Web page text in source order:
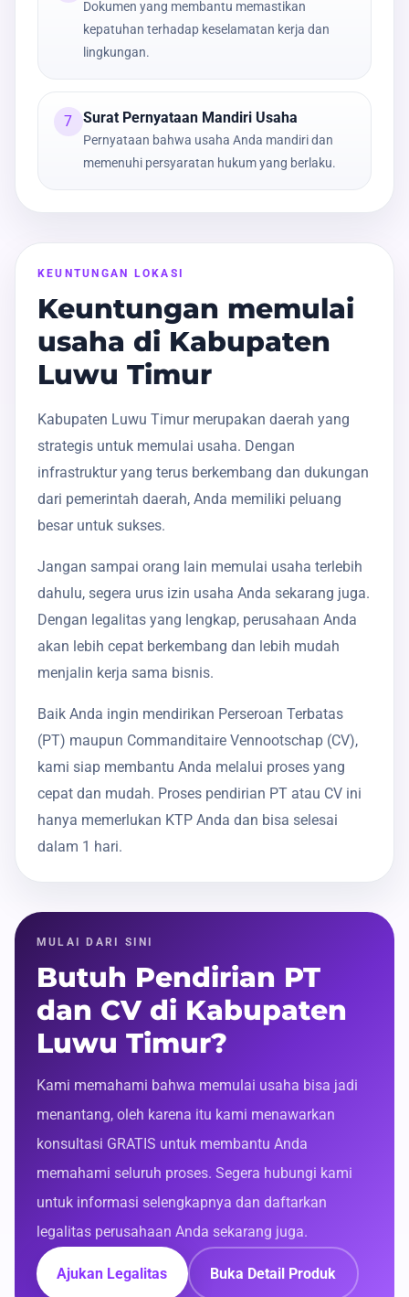
Dokumen yang membantu memastikan
kepatuhan terhadap keselamatan kerja dan
lingkungan.
7 Surat Pernyataan Mandiri Usaha
Pernyataan bahwa usaha Anda mandiri dan
memenuhi persyaratan hukum yang berlaku.
KEUNTUNGAN LOKASI
Keuntungan memulai
usaha di Kabupaten
Luwu Timur
Kabupaten Luwu Timur merupakan daerah yang
strategis untuk memulai usaha. Dengan
infrastruktur yang terus berkembang dan dukungan
dari pemerintah daerah, Anda memiliki peluang
besar untuk sukses.
Jangan sampai orang lain memulai usaha terlebih
dahulu, segera urus izin usaha Anda sekarang juga.
Dengan legalitas yang lengkap, perusahaan Anda
akan lebih cepat berkembang dan lebih mudah
menjalin kerja sama bisnis.
Baik Anda ingin mendirikan Perseroan Terbatas
(PT) maupun Commanditaire Vennootschap (CV),
kami siap membantu Anda melalui proses yang
cepat dan mudah. Proses pendirian PT atau CV ini
hanya memerlukan KTP Anda dan bisa selesai
dalam 1 hari.
MULAI DARI SINI
Butuh Pendirian PT
dan CV di Kabupaten
Luwu Timur?
Kami memahami bahwa memulai usaha bisa jadi
menantang, oleh karena itu kami menawarkan
konsultasi GRATIS untuk membantu Anda
memahami seluruh proses. Segera hubungi kami
untuk informasi selengkapnya dan daftarkan
legalitas perusahaan Anda sekarang juga.
Ajukan Legalitas Buka Detail Produk